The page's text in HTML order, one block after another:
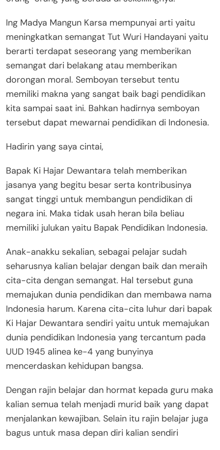
Ing Madya Mangun Karsa mempunyai arti yaitu
meningkatkan semangat Tut Wuri Handayani yaitu
berarti terdapat seseorang yang memberikan
semangat dari belakang atau memberikan
dorongan moral. Semboyan tersebut tentu
memiliki makna yang sangat baik bagi pendidikan
kita sampai saat ini. Bahkan hadirnya semboyan
tersebut dapat mewarnai pendidikan di Indonesia.
Hadirin yang saya cintai,
Bapak Ki Hajar Dewantara telah memberikan
jasanya yang begitu besar serta kontribusinya
sangat tinggi untuk membangun pendidikan di
negara ini. Maka tidak usah heran bila beliau
memiliki julukan yaitu Bapak Pendidikan Indonesia.
Anak-anakku sekalian, sebagai pelajar sudah
seharusnya kalian belajar dengan baik dan meraih
cita-cita dengan semangat. Hal tersebut guna
memajukan dunia pendidikan dan membawa nama
Indonesia harum. Karena cita-cita luhur dari bapak
Ki Hajar Dewantara sendiri yaitu untuk memajukan
dunia pendidikan Indonesia yang tercantum pada
UUD 1945 alinea ke-4 yang bunyinya
mencerdaskan kehidupan bangsa.
Dengan rajin belajar dan hormat kepada guru maka
kalian semua telah menjadi murid baik yang dapat
menjalankan kewajiban. Selain itu rajin belajar juga
bagus untuk masa depan diri kalian sendiri